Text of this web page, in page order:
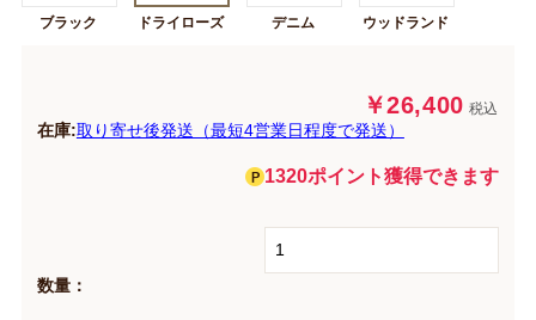
￥26,400 税込
在庫:取り寄せ後発送（最短4営業日程度で発送）
1320ポイント獲得できます
数量：
ブラック ドライローズ デニム ウッドランド